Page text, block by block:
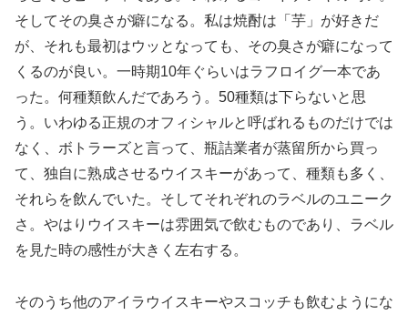
そしてその臭さが癖になる。私は焼酎は「芋」が好きだ
が、それも最初はウッとなっても、その臭さが癖になって
くるのが良い。一時期10年ぐらいはラフロイグ一本であ
った。何種類飲んだであろう。50種類は下らないと思
う。いわゆる正規のオフィシャルと呼ばれるものだけでは
なく、ボトラーズと言って、瓶詰業者が蒸留所から買っ
て、独自に熟成させるウイスキーがあって、種類も多く、
それらを飲んでいた。そしてそれぞれのラベルのユニーク
さ。やはりウイスキーは雰囲気で飲むものであり、ラベル
を見た時の感性が大きく左右する。
そのうち他のアイラウイスキーやスコッチも飲むようにな